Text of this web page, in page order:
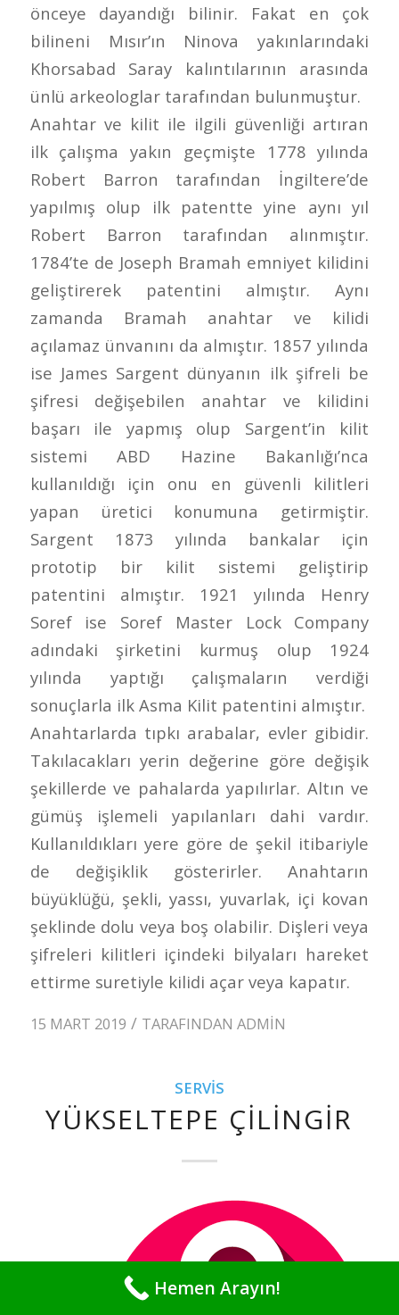
önceye dayandığı bilinir. Fakat en çok
bilineni Mısır’ın Ninova yakınlarındaki
Khorsabad Saray kalıntılarının arasında
ünlü arkeologlar tarafından bulunmuştur.
Anahtar ve kilit ile ilgili güvenliği artıran
ilk çalışma yakın geçmişte 1778 yılında
Robert Barron tarafından İngiltere’de
yapılmış olup ilk patentte yine aynı yıl
Robert Barron tarafından alınmıştır.
1784’te de Joseph Bramah emniyet kilidini
geliştirerek patentini almıştır. Aynı
zamanda Bramah anahtar ve kilidi
açılamaz ünvanını da almıştır. 1857 yılında
ise James Sargent dünyanın ilk şifreli be
şifresi değişebilen anahtar ve kilidini
başarı ile yapmış olup Sargent’in kilit
sistemi ABD Hazine Bakanlığı’nca
kullanıldığı için onu en güvenli kilitleri
yapan üretici konumuna getirmiştir.
Sargent 1873 yılında bankalar için
prototip bir kilit sistemi geliştirip
patentini almıştır. 1921 yılında Henry
Soref ise Soref Master Lock Company
adındaki şirketini kurmuş olup 1924
yılında yaptığı çalışmaların verdiği
sonuçlarla ilk Asma Kilit patentini almıştır.
Anahtarlarda tıpkı arabalar, evler gibidir.
Takılacakları yerin değerine göre değişik
şekillerde ve pahalarda yapılırlar. Altın ve
gümüş işlemeli yapılanları dahi vardır.
Kullanıldıkları yere göre de şekil itibariyle
de değişiklik gösterirler. Anahtarın
büyüklüğü, şekli, yassı, yuvarlak, içi kovan
şeklinde dolu veya boş olabilir. Dişleri veya
şifreleri kilitleri içindeki bilyaları hareket
ettirme suretiyle kilidi açar veya kapatır.
15 MART 2019 / TARAFINDAN ADMIN
SERVIS
YÜKSELTEPE ÇILINGIR
Hemen Arayın!